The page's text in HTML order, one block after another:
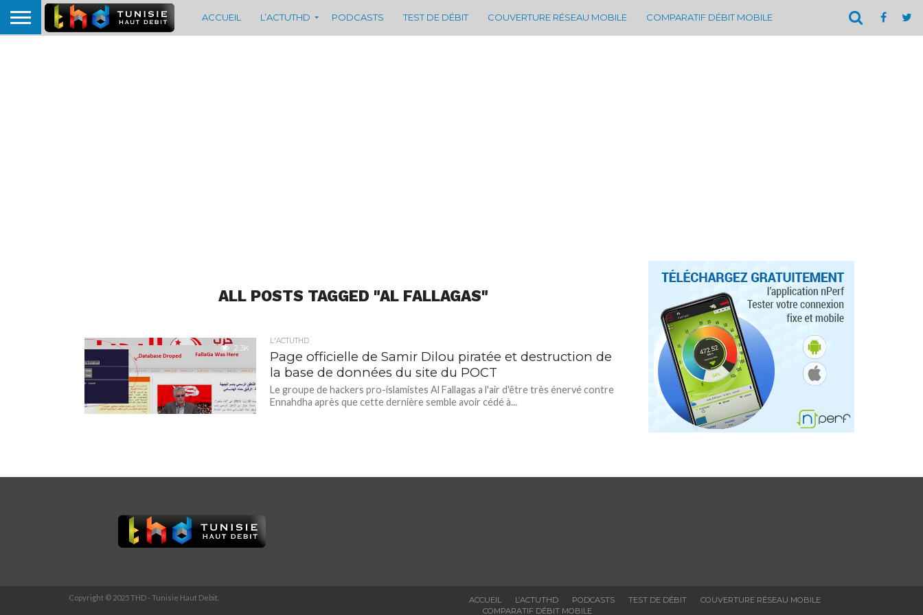
ACCUEIL L’ACTUTHD PODCASTS TEST DE DÉBIT COUVERTURE RÉSEAU MOBILE COMPARATIF DÉBIT MOBILE
ALL POSTS TAGGED "AL FALLAGAS"
2.3K
L'ACTUTHD
Page officielle de Samir Dilou piratée et destruction de
la base de données du site du POCT
Le groupe de hackers pro-islamistes Al Fallagas a l'air d'être très énervé contre
Ennahdha après que cette dernière semble avoir cédé à...
ACCUEIL L’ACTUTHD PODCASTS TEST DE DÉBIT
COUVERTURE RÉSEAU MOBILE
COMPARATIF DÉBIT MOBILE
Copyright © 2025 THD - Tunisie Haut Debit.